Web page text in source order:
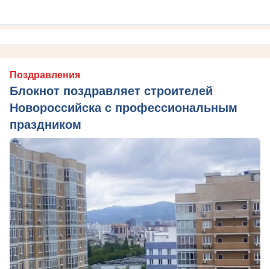
Поздравления
Блокнот поздравляет строителей
Новороссийска с профессиональным
праздником